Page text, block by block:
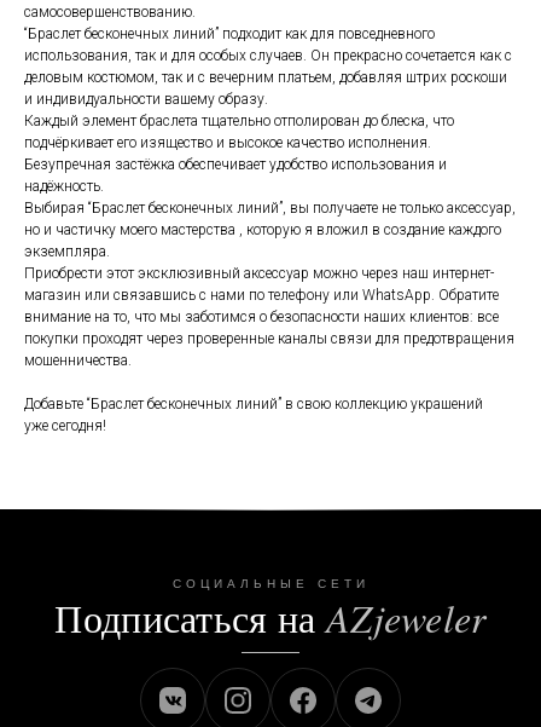
самосовершенствованию.
“Браслет бесконечных линий” подходит как для повседневного
использования, так и для особых случаев. Он прекрасно сочетается как с
деловым костюмом, так и с вечерним платьем, добавляя штрих роскоши
и индивидуальности вашему образу.
Каждый элемент браслета тщательно отполирован до блеска, что
подчёркивает его изящество и высокое качество исполнения.
Безупречная застёжка обеспечивает удобство использования и
надёжность.
Выбирая “Браслет бесконечных линий”, вы получаете не только аксессуар,
но и частичку моего мастерства , которую я вложил в создание каждого
экземпляра.
Приобрести этот эксклюзивный аксессуар можно через наш интернет-
магазин или связавшись с нами по телефону или WhatsApp. Обратите
внимание на то, что мы заботимся о безопасности наших клиентов: все
покупки проходят через проверенные каналы связи для предотвращения
мошенничества.
Добавьте “Браслет бесконечных линий” в свою коллекцию украшений
уже сегодня!
СОЦИАЛЬНЫЕ СЕТИ
Подписаться наAZjeweler